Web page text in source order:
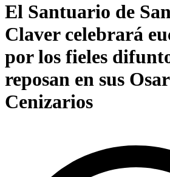
El Santuario de
Claver celebrará
por los fieles
reposan en sus
Cenizarios